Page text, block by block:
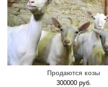
Продаются козы
300000 руб.